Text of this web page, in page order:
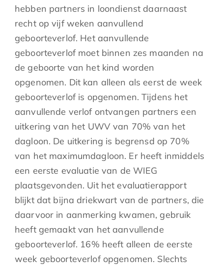
hebben partners in loondienst daarnaast
recht op vijf weken aanvullend
geboorteverlof. Het aanvullende
geboorteverlof moet binnen zes maanden na
de geboorte van het kind worden
opgenomen. Dit kan alleen als eerst de week
geboorteverlof is opgenomen. Tijdens het
aanvullende verlof ontvangen partners een
uitkering van het UWV van 70% van het
dagloon. De uitkering is begrensd op 70%
van het maximumdagloon. Er heeft inmiddels
een eerste evaluatie van de WIEG
plaatsgevonden. Uit het evaluatierapport
blijkt dat bijna driekwart van de partners, die
daarvoor in aanmerking kwamen, gebruik
heeft gemaakt van het aanvullende
geboorteverlof. 16% heeft alleen de eerste
week geboorteverlof opgenomen. Slechts